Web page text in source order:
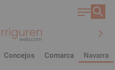
chevron_right
Concejos Comarca Navarra